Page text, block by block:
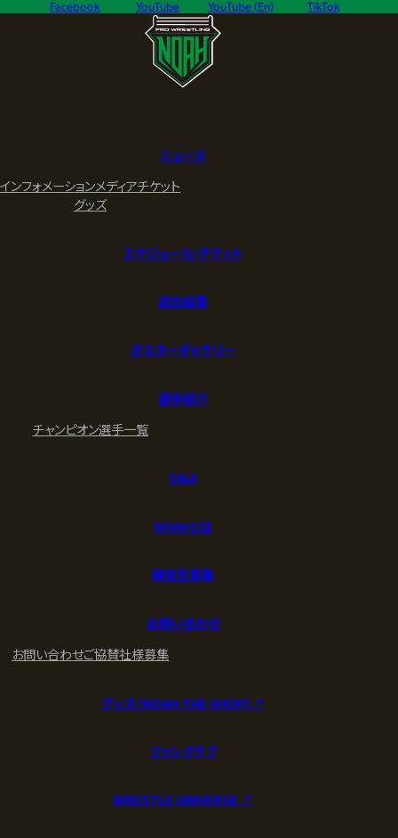
Facebook YouTube YouTube (En) TikTok
ニュース
インフォメーションメディアチケット
グッズ
スケジュール/チケット
試合結果
ポスターギャラリー
選手紹介
チャンピオン選手一覧
Q&A
NOAHとは
練習生募集
お問い合わせ
お問い合わせご協賛社様募集
グッズ (NOAH THE SHOP) ↗︎
ファンクラブ
WRESTLE UNIVERSE ↗︎